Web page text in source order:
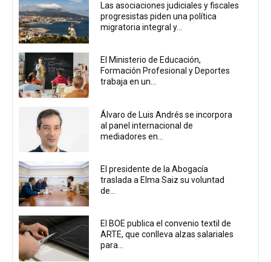
Las asociaciones judiciales y fiscales
progresistas piden una política
migratoria integral y...
El Ministerio de Educación,
Formación Profesional y Deportes
trabaja en un...
Álvaro de Luis Andrés se incorpora
al panel internacional de
mediadores en...
El presidente de la Abogacía
traslada a Elma Saiz su voluntad
de...
El BOE publica el convenio textil de
ARTE, que conlleva alzas salariales
para...